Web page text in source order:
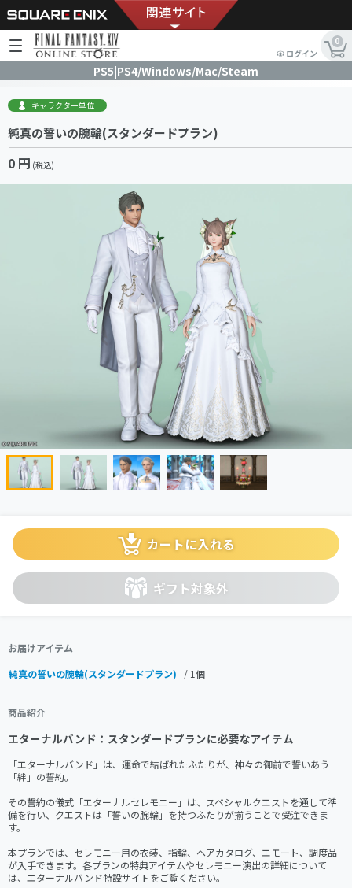
ログイン
0
PS5|PS4/Windows/Mac/Steam
キャラクター単位
純真の誓いの腕輪(スタンダードプラン)
0 円 (税込)
カートに入れる
ギフト対象外
お届けアイテム
純真の誓いの腕輪(スタンダードプラン)
/ 1個
商品紹介
エターナルバンド：スタンダードプランに必要なアイテム
「エターナルバンド」は、運命で結ばれたふたりが、神々の御前で誓いあう
「絆」の誓約。
その誓約の儀式「エターナルセレモニー」は、スペシャルクエストを通して準
備を行い、クエストは「誓いの腕輪」を持つふたりが揃うことで受注できま
す。
本プランでは、セレモニー用の衣装、指輪、ヘアカタログ、エモート、調度品
が入手できます。各プランの特典アイテムやセレモニー演出の詳細について
は、エターナルバンド特設サイトをご覧ください。